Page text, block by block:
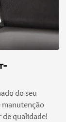
do seu
manutenção
de qualidade!